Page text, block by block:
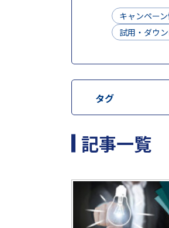
キャンペー
試用・ダウ
タグ
記事一覧